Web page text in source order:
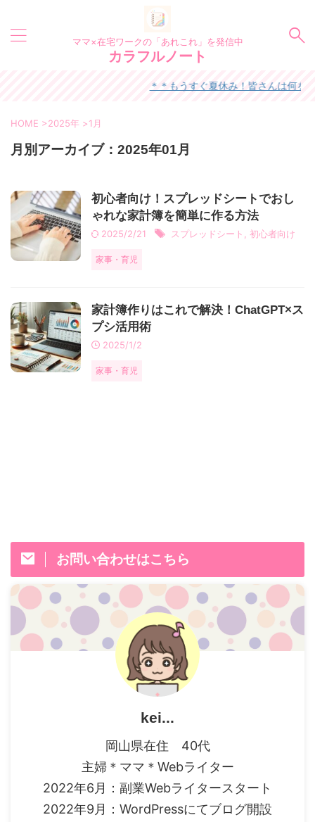
ママ×在宅ワークの「あれこれ」を発信中
カラフルノート
＊＊もうすぐ夏休み！皆さんは何を
HOME >2025年 >1月
月別アーカイブ：2025年01月
初心者向け！スプレッドシートでおし
ゃれな家計簿を簡単に作る方法
2025/2/21 スプレッドシート 初心者向け
家事・育児
家計簿作りはこれで解決！ChatGPT×ス
プシ活用術
2025/1/2
家事・育児
お問い合わせはこちら
kei...
岡山県在住 40代
主婦＊ママ＊Webライター
2022年6月：副業Webライタースタート
2022年9月：WordPressにてブログ開設